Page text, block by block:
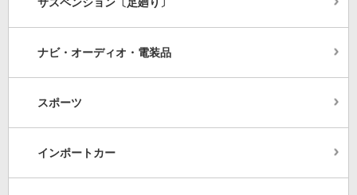
ナビ・オーディオ・電装品
スポーツ
インポートカー